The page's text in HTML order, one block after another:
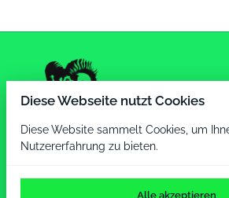
Diese Webseite nutzt Cookies
Diese Website sammelt Cookies, um
Nutzererfahrung zu bieten.
Alle akzeptieren